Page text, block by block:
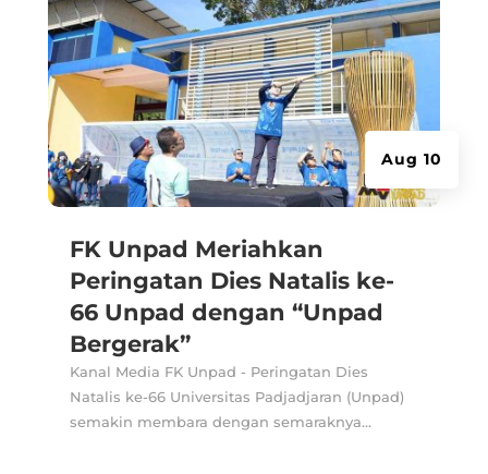
FK Unpad Meriahkan
Peringatan Dies Natalis ke-
66 Unpad dengan “Unpad
Bergerak”
Aug 10
Kanal Media FK Unpad - Peringatan Dies
Natalis ke-66 Universitas Padjadjaran (Unpad)
semakin membara dengan semaraknya...